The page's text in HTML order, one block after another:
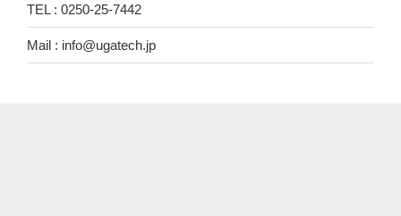
TEL : 0250-25-7442
Mail : info@ugatech.jp